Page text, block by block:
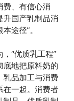
费、有信心消
升国产乳制品消
途径”。
“优质乳工程”
底地把原料奶的
乳品加工与消费
在一起。消费者